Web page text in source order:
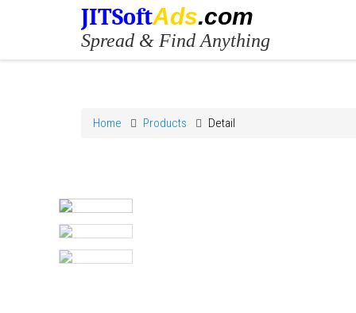
JITSoftAds.com
Spread & Find Anything
Home Products Detail